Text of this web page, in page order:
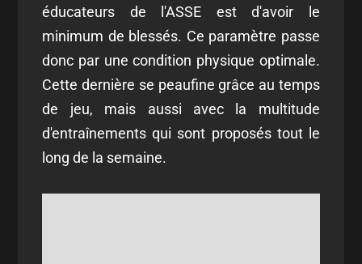
éducateurs de l'ASSE est d'avoir le
minimum de blessés. Ce paramètre passe
donc par une condition physique optimale.
Cette dernière se peaufine grâce au temps
de jeu, mais aussi avec la multitude
d'entraînements qui sont proposés tout le
long de la semaine.